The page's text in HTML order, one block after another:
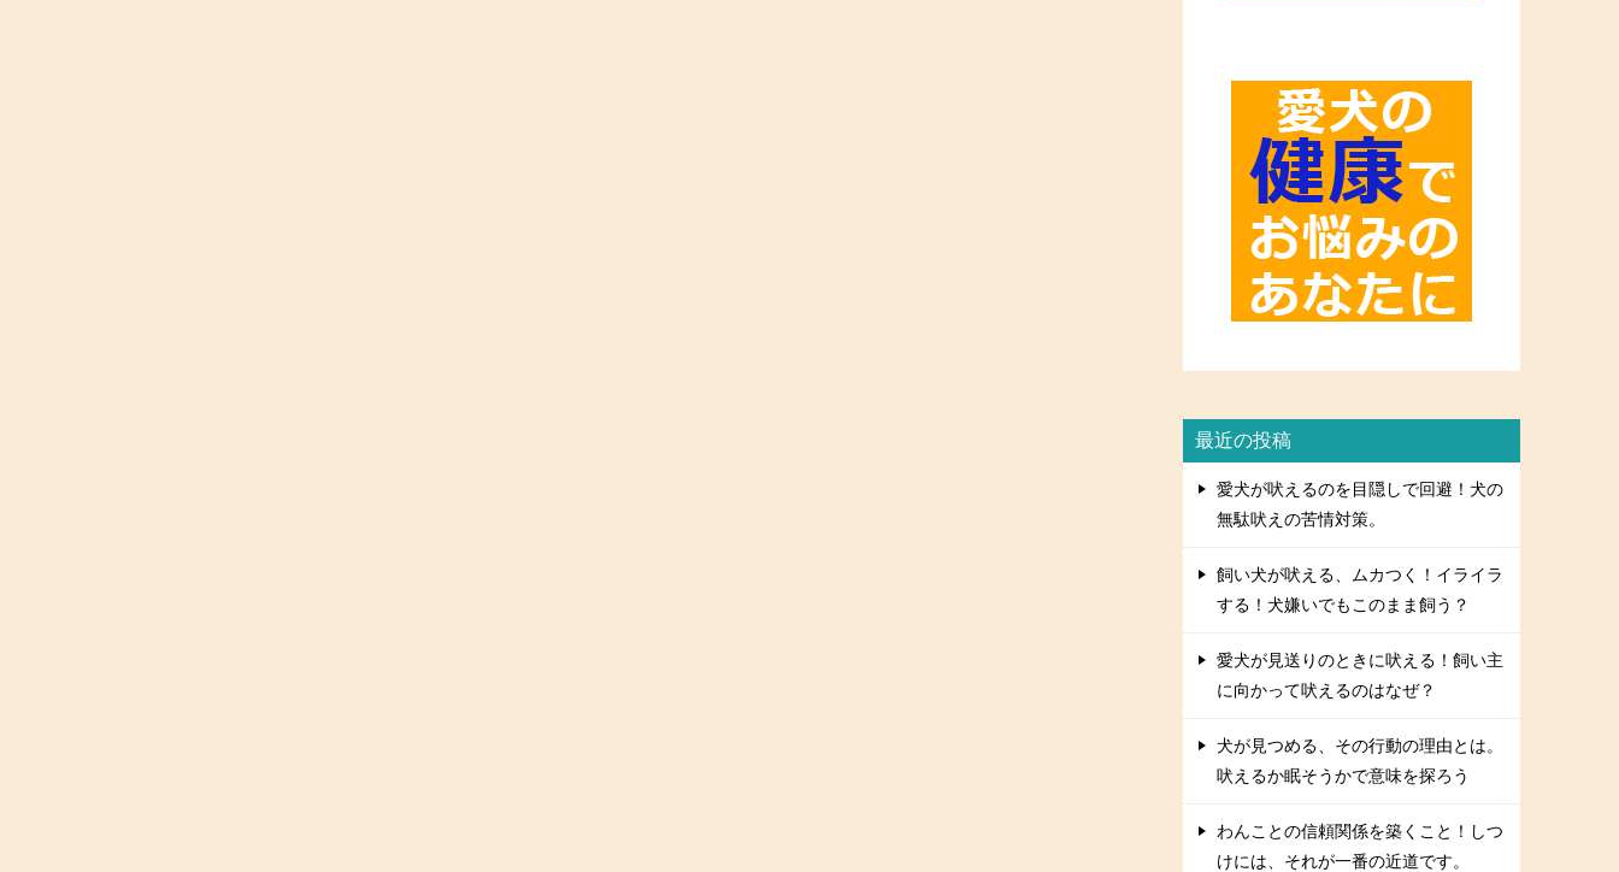
最近の投稿
愛犬が吠えるのを目隠しで回避！犬の
無駄吠えの苦情対策。
飼い犬が吠える、ムカつく！イライラ
する！犬嫌いでもこのまま飼う？
愛犬が見送りのときに吠える！飼い主
に向かって吠えるのはなぜ？
犬が見つめる、その行動の理由とは。
吠えるか眠そうかで意味を探ろう
わんことの信頼関係を築くこと！しつ
けには、それが一番の近道です。